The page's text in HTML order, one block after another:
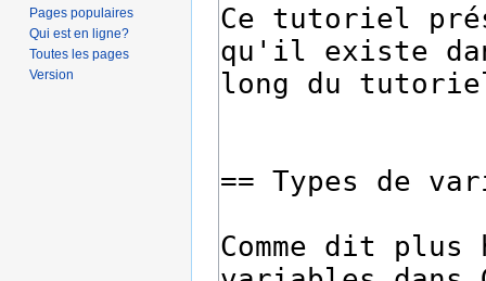
Pages populaires
Qui est en ligne?
Toutes les pages
Version